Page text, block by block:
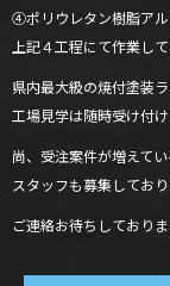
④ポリウレタン樹脂ア
上記４工程にて作業して
県内最大級の焼付塗装
工場見学は随時受け付け
尚、受注案件が増えてい
スタッフも募集しており
ご連絡お待ちしておりま